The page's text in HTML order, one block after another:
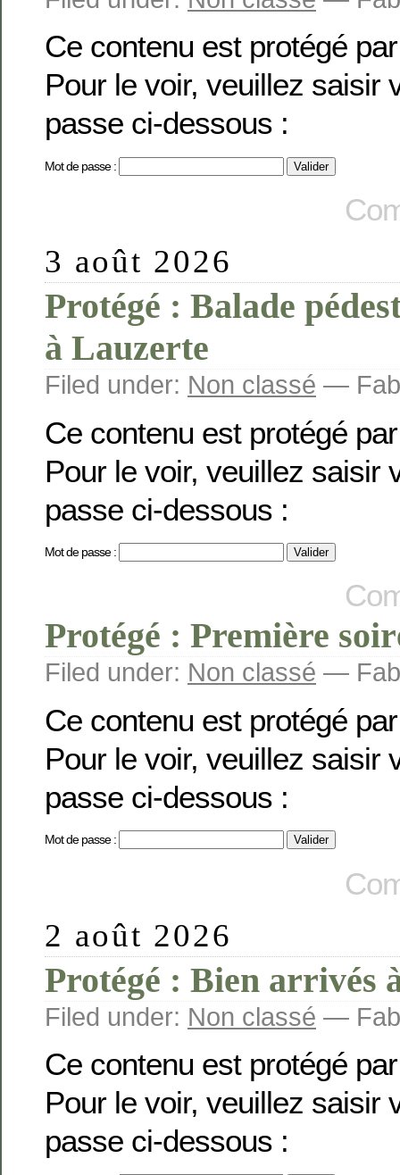
Ce contenu est protégé
Pour le voir, veuillez saisir
passe ci-dessous :
Mot de passe :
3 août 2026
Protégé : Balade
à Lauzerte
Filed under: Non classé —
Ce contenu est protégé
Pour le voir, veuillez saisir
passe ci-dessous :
Mot de passe :
Protégé : Première
Filed under: Non classé —
Ce contenu est protégé
Pour le voir, veuillez saisir
passe ci-dessous :
Mot de passe :
2 août 2026
Protégé : Bien arrivés
Filed under: Non classé —
Ce contenu est protégé
Pour le voir, veuillez saisir
passe ci-dessous :